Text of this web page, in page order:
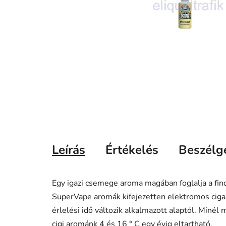
Leírás Értékelés
Egy igazi csemege aroma magában foglalja a
SuperVape aromák kifejezetten elektromos
érlelési idő változik alkalmazott alaptól. Minél